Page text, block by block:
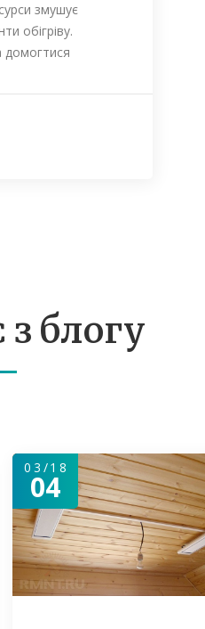
змушує
обігріву.
домогтися
блогу
03/18
04